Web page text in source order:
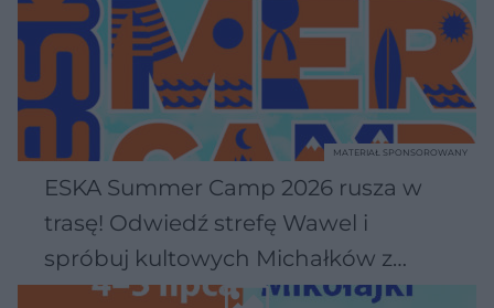
ESKA Summer Camp 2026 rusza w
trasę! Odwiedź strefę Wawel i
spróbuj kultowych Michałków z
Wawelu
MATERIAŁ SPONSOROWANY